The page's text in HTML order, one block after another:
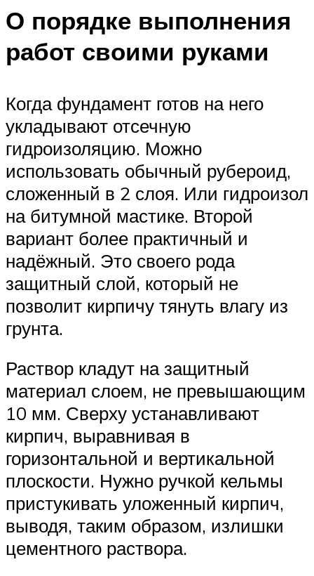
О порядке выполнения
работ своими руками
Когда фундамент готов на него
укладывают отсечную
гидроизоляцию. Можно
использовать обычный рубероид,
сложенный в 2 слоя. Или гидроизол
на битумной мастике. Второй
вариант более практичный и
надёжный. Это своего рода
защитный слой, который не
позволит кирпичу тянуть влагу из
грунта.
Раствор кладут на защитный
материал слоем, не превышающим
10 мм. Сверху устанавливают
кирпич, выравнивая в
горизонтальной и вертикальной
плоскости. Нужно ручкой кельмы
пристукивать уложенный кирпич,
выводя, таким образом, излишки
цементного раствора.